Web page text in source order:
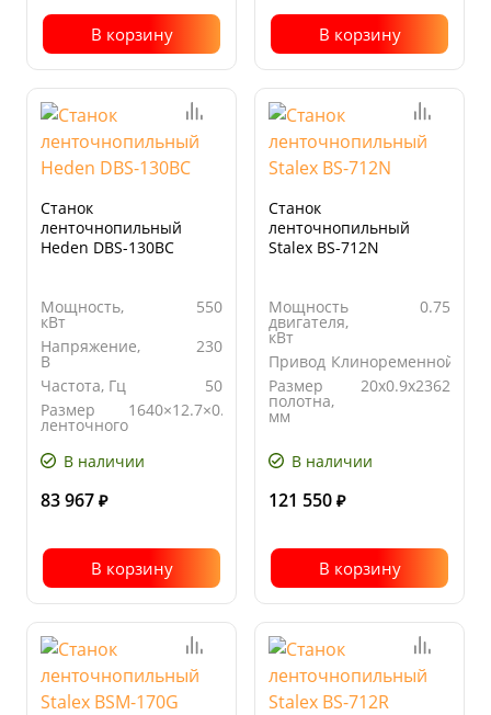
В корзину В корзину
Станок
ленточнопильный
Heden DBS-130BC
Мощность,
кВт
550
Напряжение,
В
230
Частота, Гц
50
Размер
ленточного
мм
1640×12.7×0.64
В наличии
83 967 ₽
В корзину
Станок
ленточнопильный
Stalex BS-712N
Мощность
двигателя,
кВт
0.75
Привод Клиноременной
Размер
полотна,
мм
20x0.9x2362
поворота
В наличии
121 550 ₽
В корзину